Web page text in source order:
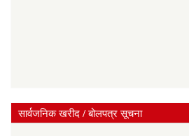
सार्वजनिक खरीद / बोलपत्र सूचना